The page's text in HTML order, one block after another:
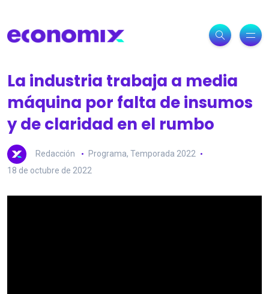
La industria trabaja a media
máquina por falta de insumos
y de claridad en el rumbo
Redacción Programa, Temporada 2022
18 de octubre de 2022